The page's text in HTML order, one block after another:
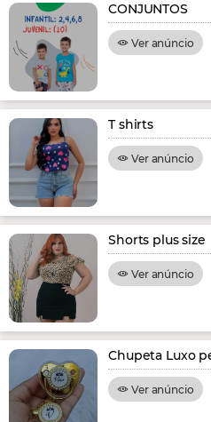
CONJUNTOS
Ver anúncio
T shirts
Ver anúncio
Shorts plus size
Ver anúncio
Chupeta Luxo
Ver anúncio